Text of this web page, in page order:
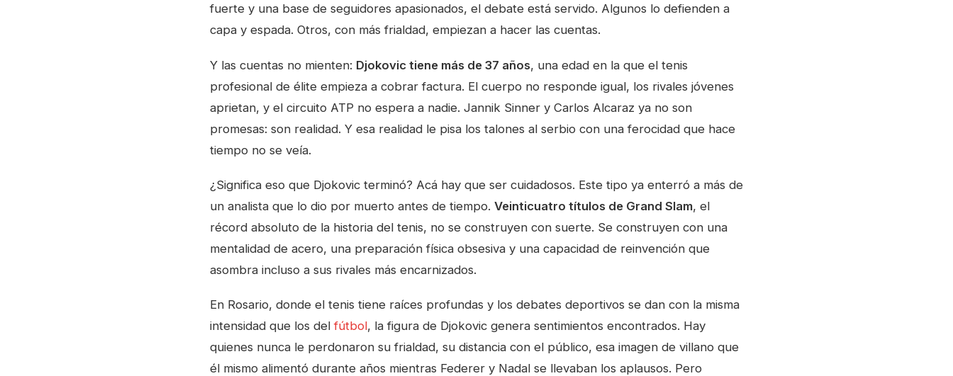
fuerte y una base de seguidores apasionados, el debate está servido. Algunos lo defienden a
capa y espada. Otros, con más frialdad, empiezan a hacer las cuentas.
Y las cuentas no mienten: Djokovic tiene más de 37 años, una edad en la que el tenis
profesional de élite empieza a cobrar factura. El cuerpo no responde igual, los rivales jóvenes
aprietan, y el circuito ATP no espera a nadie. Jannik Sinner y Carlos Alcaraz ya no son
promesas: son realidad. Y esa realidad le pisa los talones al serbio con una ferocidad que hace
tiempo no se veía.
¿Significa eso que Djokovic terminó? Acá hay que ser cuidadosos. Este tipo ya enterró a más de
un analista que lo dio por muerto antes de tiempo. Veinticuatro títulos de Grand Slam, el
récord absoluto de la historia del tenis, no se construyen con suerte. Se construyen con una
mentalidad de acero, una preparación física obsesiva y una capacidad de reinvención que
asombra incluso a sus rivales más encarnizados.
En Rosario, donde el tenis tiene raíces profundas y los debates deportivos se dan con la misma
intensidad que los delfútbol, la figura de Djokovic genera sentimientos encontrados. Hay
quienes nunca le perdonaron su frialdad, su distancia con el público, esa imagen de villano que
él mismo alimentó durante años mientras Federer y Nadal se llevaban los aplausos. Pero